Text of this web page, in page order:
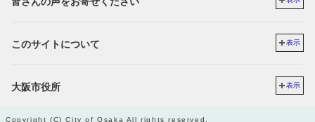
このサイトについて 表示
大阪市役所 表示
Copyright (C) City of Osaka All rights reserved.